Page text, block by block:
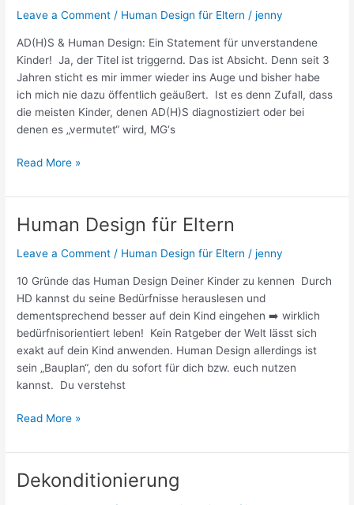
Leave a Comment / Human Design für Eltern /jenny
AD(H)S & Human Design: Ein Statement für unverstandene
Kinder! Ja, der Titel ist triggernd. Das ist Absicht. Denn seit 3
Jahren sticht es mir immer wieder ins Auge und bisher habe
ich mich nie dazu öffentlich geäußert. Ist es denn Zufall, dass
die meisten Kinder, denen AD(H)S diagnostiziert oder bei
denen es „vermutet“ wird, MG‘s
und
Read More »
Human Design für Eltern
Leave a Comment / Human Design für Eltern /jenny
10 Gründe das Human Design Deiner Kinder zu kennen Durch
HD kannst du seine Bedürfnisse herauslesen und
dementsprechend besser auf dein Kind eingehen ➡️ wirklich
bedürfnisorientiert leben! Kein Ratgeber der Welt lässt sich
exakt auf dein Kind anwenden. Human Design allerdings ist
sein „Bauplan“, den du sofort für dich bzw. euch nutzen
kannst. Du verstehst
Human
für
Read More »
Dekonditionierung
Dekonditionierung